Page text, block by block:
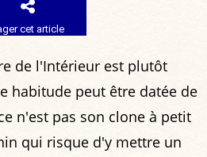
cet article
de l'Intérieur est plutôt
habitude peut être datée de
n'est pas son clone à petit
qui risque d'y mettre un